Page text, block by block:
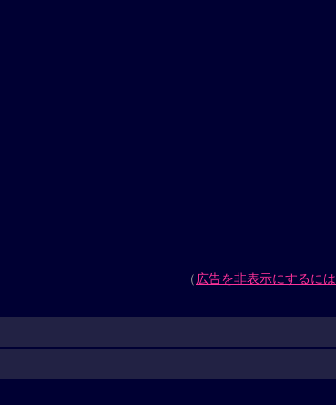
（広告を非表示にするには